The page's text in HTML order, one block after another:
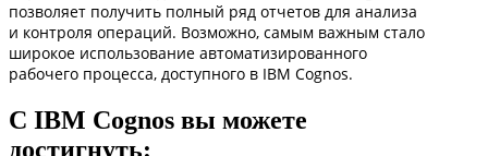
позволяет получить полный ряд отчетов для анализа
и контроля операций. Возможно, самым важным стало
широкое использование автоматизированного
рабочего процесса, доступного в IBM Cognos.
С IBM Cognos вы можете
достигнуть: